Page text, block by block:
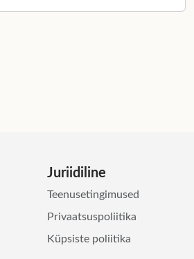
Juriidiline
Teenusetingimused
Privaatsuspoliitika
Küpsiste poliitika